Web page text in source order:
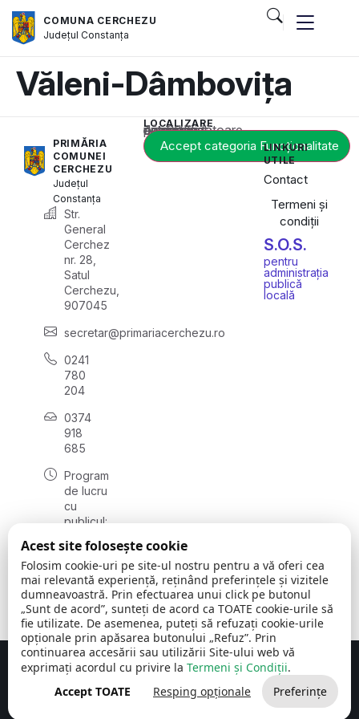
COMUNA CERCHEZU
JudețulConstanța
Văleni-Dâmbovița
PRIMĂRIA
COMUNEI
CERCHEZU
Județul
Constanța
Str.
General
Cerchez
nr. 28,
Satul
Cerchezu,
907045
secretar@primariacerchezu.ro
0241
780
204
0374
918
685
Program
de lucru
cu
publicul:
08:00 -
16:30
, vineri:
08:00 -
14:00
LOCALIZARE
Acest conținut este blocat până când acceptați categoria corespunzătoare de cookie-uri.
Accept categoria Funcționalitate
LINKURI
UTILE
Contact
Termeni și
condiții
S.O.S.
pentru
administrația
publică
locală
Comuna Cerchezu © 2026Toate drepturile rezervate
Concept realizat de Big Media Relații Publice SRL
Acest site folosește cookie
Folosim cookie-uri pe site-ul nostru pentru a vă oferi cea
mai relevantă experiență, reținând preferințele și vizitele
dumneavoastră. Prin efectuarea unui click pe butonul
„Sunt de acord”, sunteți de acord ca TOATE cookie-urile să
fie utilizate. De asemenea, puteți să refuzați cookie-urile
opționale prin apăsarea butonului „Refuz”. Prin
continuarea accesării sau utilizării Site-ului web vă
exprimați acordul cu privire la Termeni și Condiții.
Accept TOATE
Resping opționale Preferințe